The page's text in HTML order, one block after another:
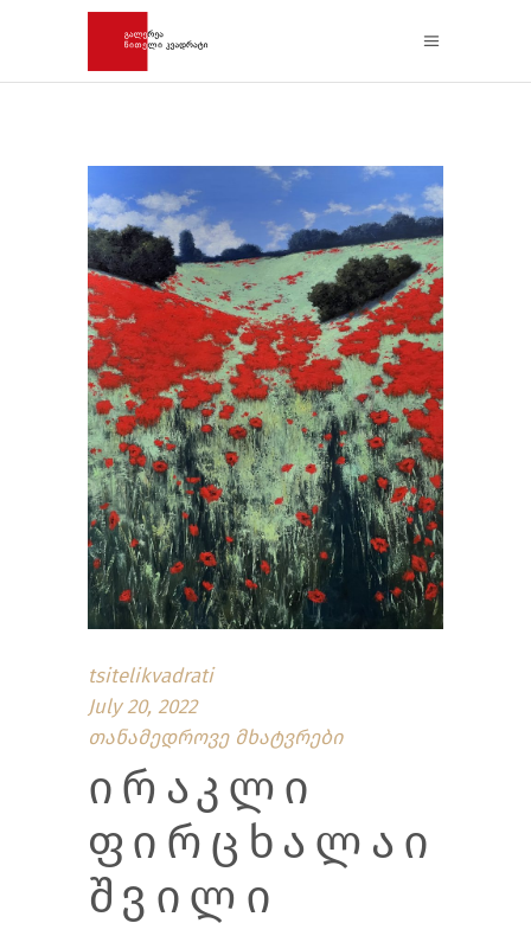
tsitelikvadrati
July 20, 2022
თანამედროვე მხატვრები
ᲘᲠᲐᲙᲚᲘ
ᲤᲘᲠᲪᲮᲐᲚᲐᲘ
ᲨᲕᲘᲚᲘ